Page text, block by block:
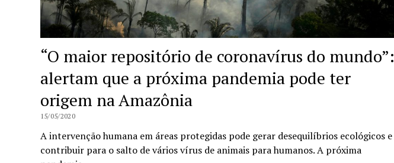
“O maior repositório de coronavírus do mundo”:
alertam que a próxima pandemia pode ter
origem na Amazônia
15/05/2020
A intervenção humana em áreas protegidas pode gerar desequilíbrios ecológicos e
contribuir para o salto de vários vírus de animais para humanos. A próxima